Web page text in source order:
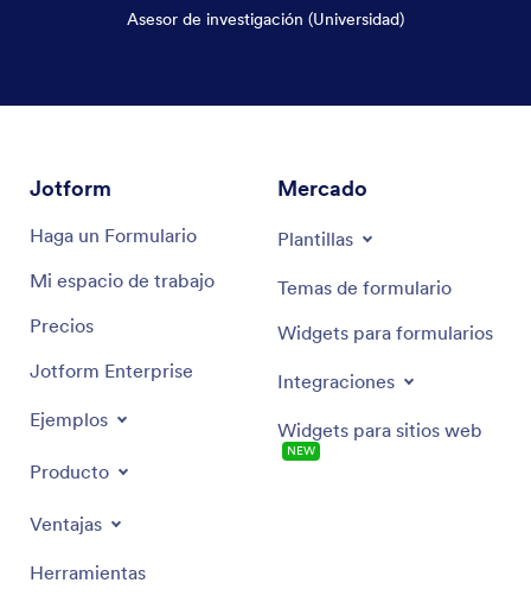
Asesor de investigación (Universidad)
Jotform
Haga un Formulario
Mi espacio de trabajo
Precios
Jotform Enterprise
Ejemplos
Producto
Ventajas
Herramientas
Mercado
Plantillas
Temas de formulario
Widgets para formularios
Integraciones
Widgets para sitios web
NEW